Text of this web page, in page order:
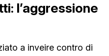
l’aggressione
a inveire contro di